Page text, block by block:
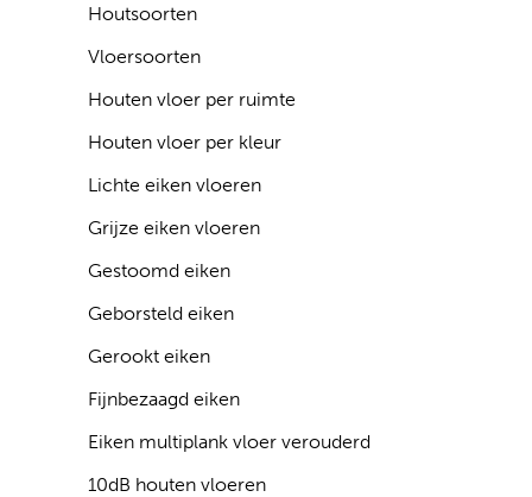
Houtsoorten
Vloersoorten
Houten vloer per ruimte
Houten vloer per kleur
Lichte eiken vloeren
Grijze eiken vloeren
Gestoomd eiken
Geborsteld eiken
Gerookt eiken
Fijnbezaagd eiken
Eiken multiplank vloer verouderd
10dB houten vloeren